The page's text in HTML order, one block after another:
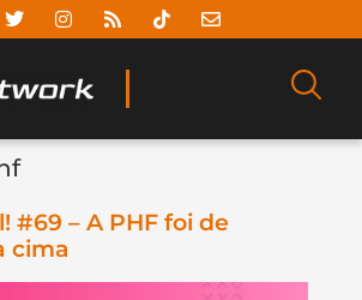
#69 – A PHF foi de
cima